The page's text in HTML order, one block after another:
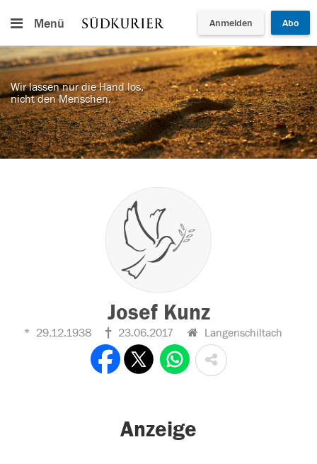
Menü Anmelden Abo
Wir lassen nur die Hand los,
nicht den Menschen.
Josef Kunz
29.12.1938 23.06.2017 Langenschiltach
Anzeige